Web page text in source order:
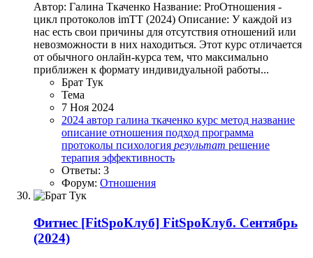
Автор: Галина Ткаченко Название: ProОтношения -
цикл протоколов imTT (2024) Описание: У каждой из
нас есть свои причины для отсутствия отношений или
невозможности в них находиться. Этот курс отличается
от обычного онлайн-курса тем, что максимально
приближен к формату индивидуальной работы...
Брат Тук
Тема
7 Ноя 2024
2024 автор галина ткаченко курс метод название
описание отношения подход программа
протоколы психология результат решение
терапия эффективность
Ответы: 3
Форум: Отношения
Фитнес [FitSpoКлуб] FitSpoКлуб. Сентябрь
(2024)